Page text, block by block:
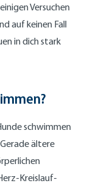
Versuchen
auf keinen Fall
in dich stark
schwimmen
ältere
Kreislauf-